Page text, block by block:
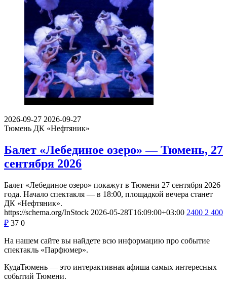
2026-09-27 2026-09-27
Тюмень ДК «Нефтяник»
Балет «Лебединое озеро» — Тюмень, 27
сентября 2026
Балет «Лебединое озеро» покажут в Тюмени 27 сентября 2026
года. Начало спектакля — в 18:00, площадкой вечера станет
ДК «Нефтяник».
https://schema.org/InStock 2026-05-28T16:09:00+03:00 2400 2 400
₽ 37 0
На нашем сайте вы найдете всю информацию про событие
спектакль «Парфюмер».
КудаТюмень — это интерактивная афиша самых интересных
событий Тюмени.